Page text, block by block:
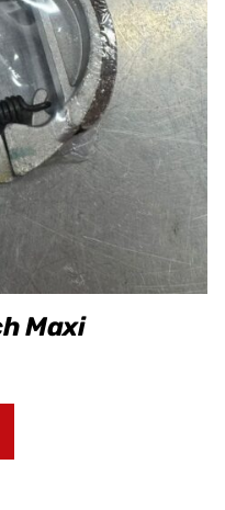
Maxi